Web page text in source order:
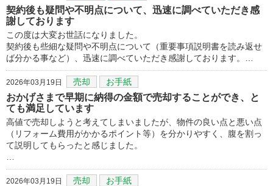
契約後も疑問や不明点について、迅速に調べていただき感
謝しております
この度は大変お世話になりました。
契約後も些細な疑問や不明点について（重要事項説明書を読み返せ
ば分かる事など）、迅速に調べていただき感謝しております。…
2026年03月19日 売却 お手紙
おかげさまで早期に納得の金額で売却することができ、と
ても満足しています
高値で売却しようと考えてしまいましたが、物件の良い点と悪い点
（リフォーム費用がかかるポイント等）を分かりやすく、腹を割っ
て説明してもらったと感じました。
2026年03月19日 売却 お手紙